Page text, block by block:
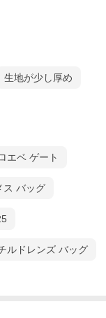
生地が少し厚め
エベ ゲート
ス バッグ
ルドレンズ バッグ